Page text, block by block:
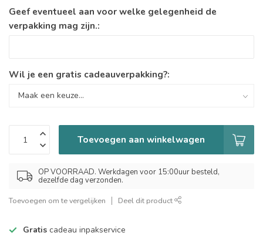
Geef eventueel aan voor welke gelegenheid de
verpakking mag zijn.:
Wil je een gratis cadeauverpakking?:
Toevoegen aan winkelwagen
OP VOORRAAD. Werkdagen voor 15:00uur besteld,
dezelfde dag verzonden.
Toevoegen om te vergelijken Deel dit product
Gratis cadeau inpakservice